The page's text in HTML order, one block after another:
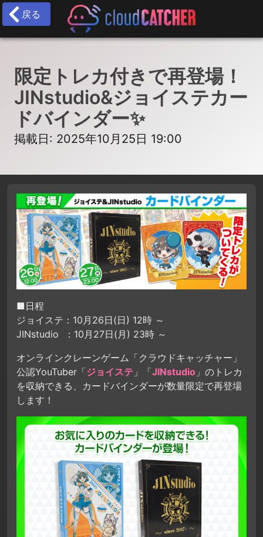
戻る
限定トレカ付きで再登場！
JINstudio&ジョイステカー
ドバインダー✨
掲載日: 2025年10月25日 19:00
■日程
ジョイステ：10月26日(日) 12時 ～
JINstudio ：10月27日(月) 23時 ～
オンラインクレーンゲーム「クラウドキャッチャー」
公認YouTuber「ジョイステ 」「JINstudio 」のトレカ
を収納できる、カードバインダーが数量限定で再登場
します！